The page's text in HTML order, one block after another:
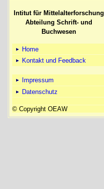
Intitut für Mittelalterforschung
Abteilung Schrift- und
Buchwesen
Home
Kontakt und Feedback
Impressum
Datenschutz
© Copyright OEAW